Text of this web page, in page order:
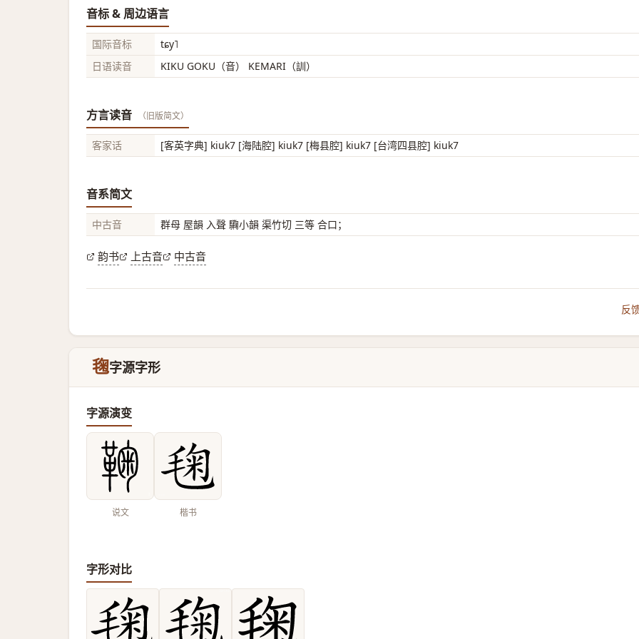
音标 & 周边语言
国际音标
tɕy˥
日语读音
KIKU GOKU（音） KEMARI（訓）
方言读音 （旧版简文）
客家话 [客英字典] kiuk7 [海陆腔] kiuk7 [梅县腔] kiuk7 [台湾四县腔] kiuk7
音系简文
中古音 群母 屋韻 入聲 驧小韻 渠竹切 三等 合口；
韵书 上古音 中古音
反
毱字源字形
字源演变
说文 楷书
字形对比